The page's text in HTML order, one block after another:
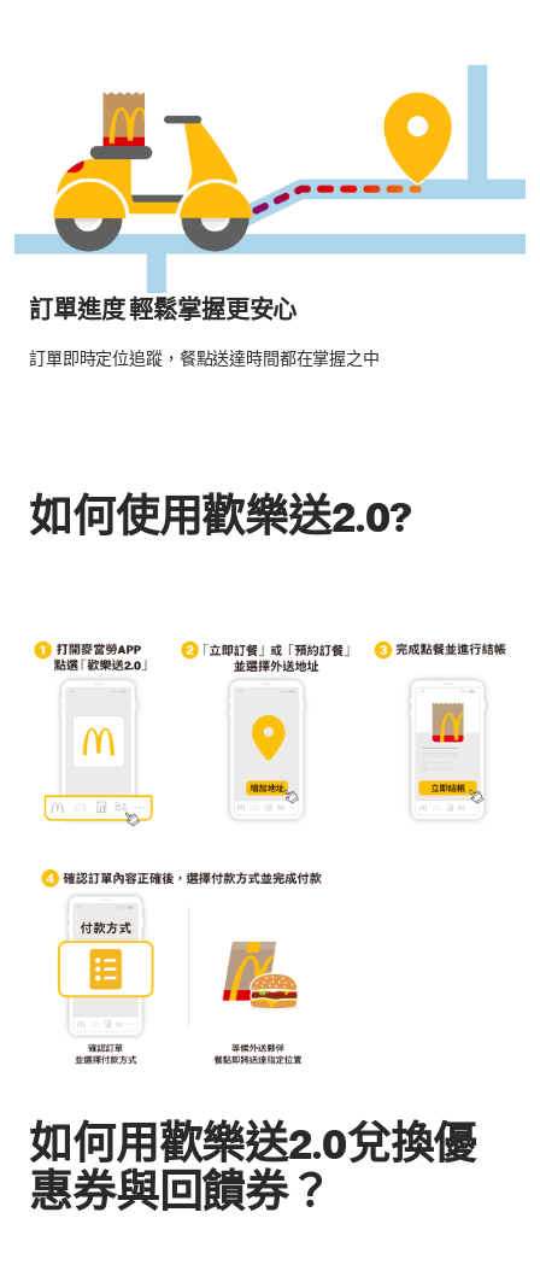
訂單進度 輕鬆掌握更安心
訂單即時定位追蹤，餐點送達時間都在掌握之中
如何使用歡樂送2.0?
如何用歡樂送2.0兌換優
惠券與回饋券？